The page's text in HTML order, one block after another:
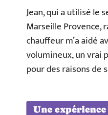
Jean, qui a utilisé le
Marseille Provence,
chauffeur m’a aidé
volumineux, un vrai
pour des raisons de
Une